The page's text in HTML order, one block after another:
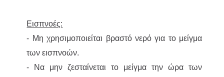
Εισπνοές:
- Μη χρησιμοποιείται βραστό νερό για το μείγμα
των εισπνοών.
- Να μην ζεσταίνεται το μείγμα την ώρα των